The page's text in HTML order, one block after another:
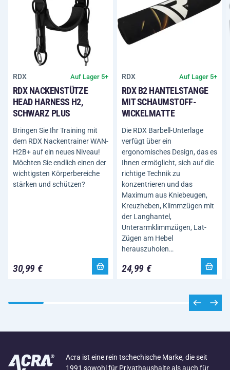
RDX Auf Lager 5+
RDX NACKENSTÜTZE
HEAD HARNESS H2,
SCHWARZ PLUS
Bringen Sie Ihr Training mit
dem RDX Nackentrainer WAN-
H2B+ auf ein neues Niveau!
Möchten Sie endlich einen der
wichtigsten Körperbereiche
stärken und schützen?
30,99 €
RDX Auf Lager 5+
RDX B2 HANTELSTANGE
MIT SCHAUMSTOFF-
WICKELMATTE
Die RDX Barbell-Unterlage
verfügt über ein
ergonomisches Design, das es
Ihnen ermöglicht, sich auf die
richtige Technik zu
konzentrieren und das
Maximum aus Kniebeugen,
Kreuzheben, Klimmzügen mit
der Langhantel,
Unterarmklimmzügen, Lat-
Zügen am Hebel
herauszuholen…
24,99 €
Acra ist eine rein tschechische Marke, die seit
1991 sowohl für Privathaushalte als auch für